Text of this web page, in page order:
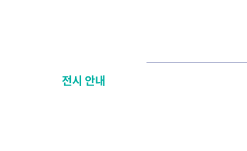
전시 안내